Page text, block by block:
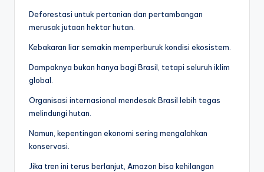
Deforestasi untuk pertanian dan pertambangan
merusak jutaan hektar hutan.
Kebakaran liar semakin memperburuk kondisi ekosistem.
Dampaknya bukan hanya bagi Brasil, tetapi seluruh iklim
global.
Organisasi internasional mendesak Brasil lebih tegas
melindungi hutan.
Namun, kepentingan ekonomi sering mengalahkan
konservasi.
Jika tren ini terus berlanjut, Amazon bisa kehilangan